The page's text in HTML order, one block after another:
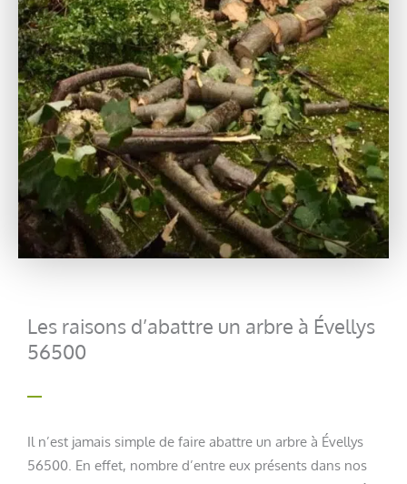
Les raisons d’abattre un arbre à Évellys
56500
Il n’est jamais simple de faire abattre un arbre à Évellys
56500. En effet, nombre d’entre eux présents dans nos